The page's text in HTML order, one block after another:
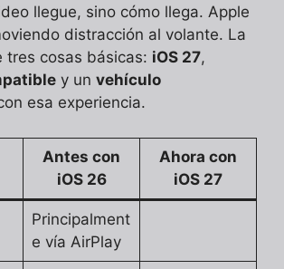
llegue, sino cómo llega. Apple
distracción al volante. La
tres cosas básicas: iOS 27,
y un vehículo
esa experiencia.
Antes con
iOS 26
Ahora con
iOS 27
Principalment
e vía AirPlay